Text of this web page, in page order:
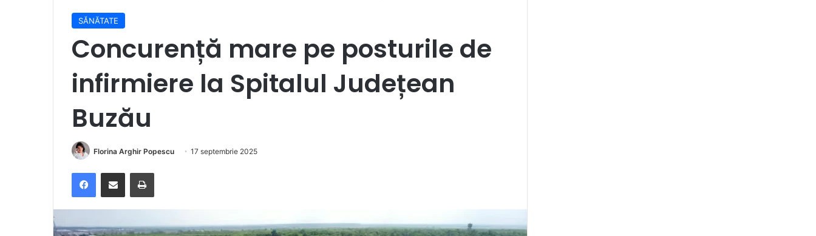
SĂNĂTATE
Concurență mare pe posturile de
infirmiere la Spitalul Județean
Buzău
Florina Arghir Popescu 17 septembrie 2025
FacebookDistribuie prin e-mail Imprimare